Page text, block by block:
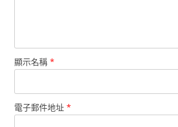
顯示名稱 *
電子郵件地址 *